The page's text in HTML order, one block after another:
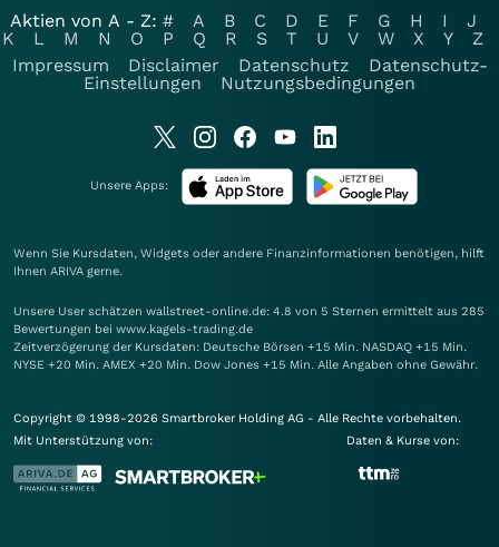
Aktien von A - Z: # A B C D E F G H I
J
K
L M N O P Q R S T U V W X Y
Z
Impressum
Disclaimer Datenschutz
Datenschutz-
Einstellungen
Nutzungsbedingungen
Unsere Apps:
Wenn Sie Kursdaten, Widgets oder andere Finanzinformationen benötigen, hilft
Ihnen ARIVA gerne.
Unsere User schätzen wallstreet-online.de: 4.8 von 5 Sternen ermittelt aus 285
Bewertungen bei www.kagels-trading.de
Zeitverzögerung der Kursdaten: Deutsche Börsen +15 Min. NASDAQ +15 Min.
NYSE +20 Min. AMEX +20 Min. Dow Jones +15 Min. Alle Angaben ohne Gewähr.
Copyright © 1998-2026 Smartbroker Holding AG - Alle Rechte vorbehalten.
Mit Unterstützung von:
Daten & Kurse von: